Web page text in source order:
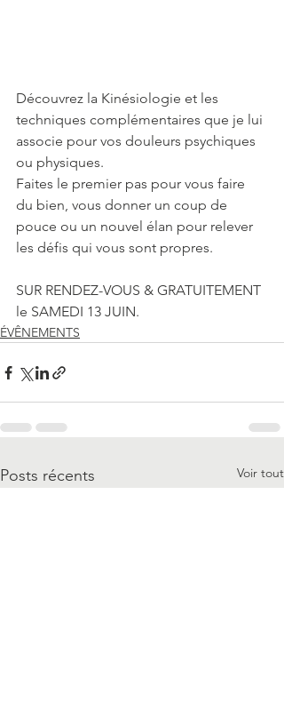
Découvrez la Kinésiologie et les
techniques complémentaires que je lui
associe pour vos douleurs psychiques
ou physiques.
Faites le premier pas pour vous faire
du bien, vous donner un coup de
pouce ou un nouvel élan pour relever
les défis qui vous sont propres.
SUR RENDEZ-VOUS & GRATUITEMENT
le SAMEDI 13 JUIN.
ÉVÊNEMENTS
Posts récents Voir tout